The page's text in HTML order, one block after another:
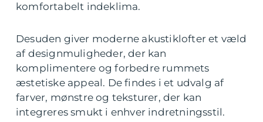
komfortabelt indeklima.
Desuden giver moderne akustiklofter et væld
af designmuligheder, der kan
komplimentere og forbedre rummets
æstetiske appeal. De findes i et udvalg af
farver, mønstre og teksturer, der kan
integreres smukt i enhver indretningsstil.